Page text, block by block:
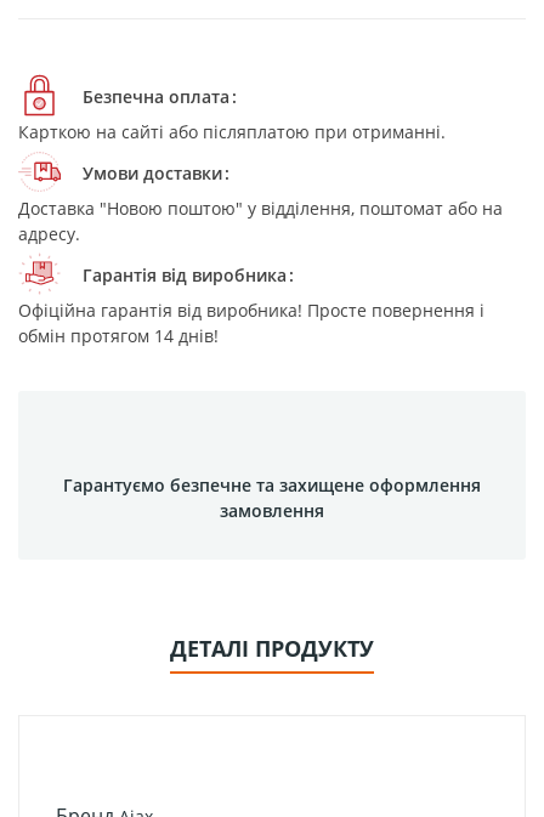
Безпечна оплата
Карткою на сайті або післяплатою при отриманні.
Умови доставки
Доставка "Новою поштою" у відділення, поштомат або на
адресу.
Гарантія від виробника
Офіційна гарантія від виробника! Просте повернення і
обмін протягом 14 днів!
Гарантуємо безпечне та захищене оформлення
замовлення
ДЕТАЛІ ПРОДУКТУ